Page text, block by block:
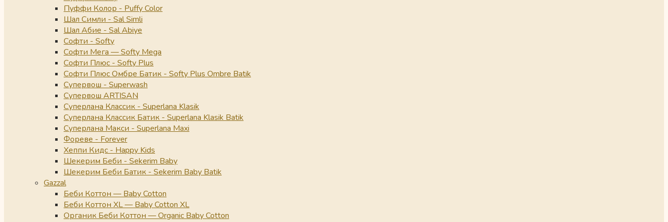
Пуффи Колор - Puffy Color
Шал Симли - Sal Simli
Шал Абие - Sal Abiye
Софти - Softy
Софти Мега — Softy Mega
Софти Плюс - Softy Plus
Софти Плюс Омбре Батик - Softy Plus Ombre Batik
Супервош - Superwash
Супервош ARTISAN
Суперлана Классик - Superlana Klasik
Суперлана Классик Батик - Superlana Klasik Batik
Суперлана Макси - Superlana Maxi
Фореве - Forever
Хеппи Кидс - Happy Kids
Шекерим Беби - Sekerim Baby
Шекерим Беби Батик - Sekerim Baby Batik
Gazzal
Беби Коттон — Baby Cotton
Беби Коттон XL — Baby Cotton XL
Органик Беби Коттон — Organic Baby Cotton